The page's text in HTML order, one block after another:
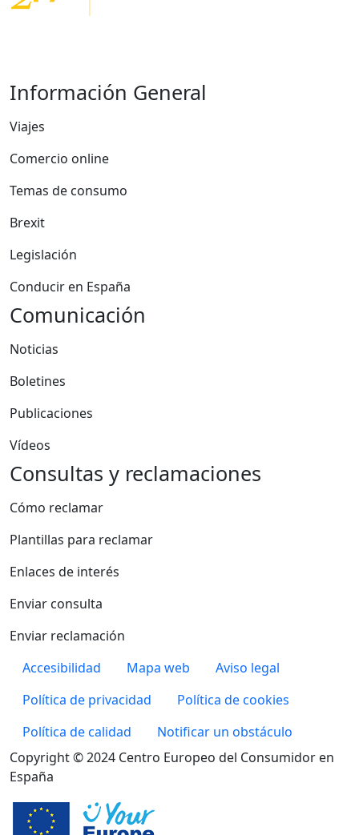
Información General
Viajes
Comercio online
Temas de consumo
Brexit
Legislación
Conducir en España
Comunicación
Noticias
Boletines
Publicaciones
Vídeos
Consultas y reclamaciones
Cómo reclamar
Plantillas para reclamar
Enlaces de interés
Enviar consulta
Enviar reclamación
Pie de página
Accesibilidad Mapa web
Aviso legal
Política de privacidad
Política de cookies
Política de calidad
Notificar un obstáculo
Copyright © 2024 Centro Europeo del Consumidor en
España